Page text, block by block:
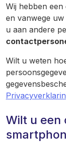
Wij hebben een
en vanwege
u aan andere
Wilt u weten
Wilt u een